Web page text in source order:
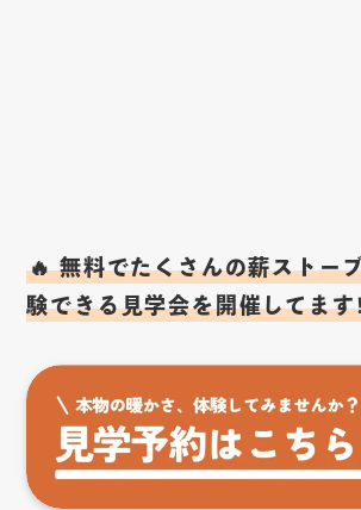
🔥 無料でたくさんの薪ストー
験できる見学会を開催してます